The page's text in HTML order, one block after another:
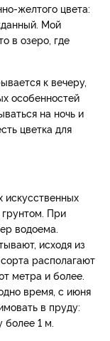
желтого цвета:
Мой
в озеро, где
к вечеру,
особенностей
на ночь и
цветка для
искусственных
При
водоема.
исходя из
располагают
метра и более.
время, с июня
в пруду:
более 1 м.